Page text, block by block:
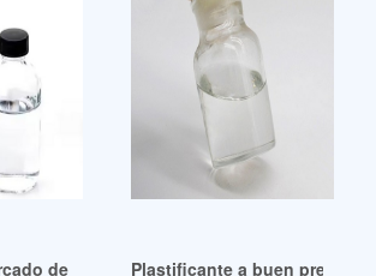
de plastificantes de PVC a buen precio
Plastificante a buen precio-